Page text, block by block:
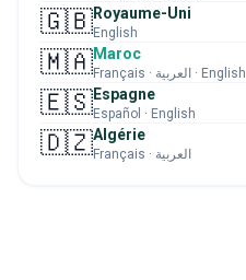
🇬🇧Royaume-Uni
English
🇲🇦Maroc
Français · العربية · English
🇪🇸Espagne
Español · English
🇩🇿Algérie
Français · العربية